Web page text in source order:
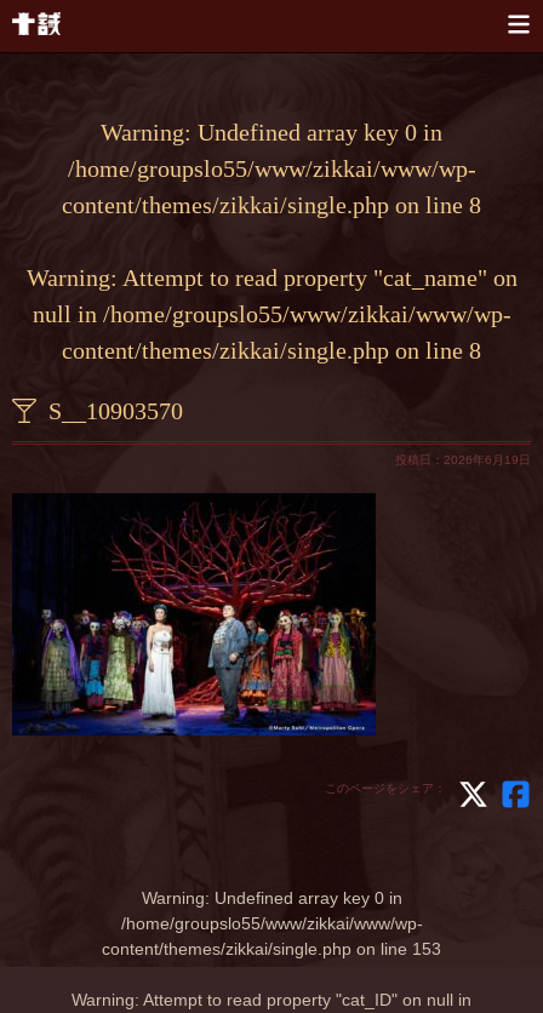
Warning: Undefined array key 0 in
/home/groupslo55/www/zikkai/www/wp-
content/themes/zikkai/single.php on line 8
Warning: Attempt to read property "cat_name" on
null in /home/groupslo55/www/zikkai/www/wp-
content/themes/zikkai/single.php on line 8
S__10903570
投稿日：2026年6月19日
このページをシェア：
Warning: Undefined array key 0 in
/home/groupslo55/www/zikkai/www/wp-
content/themes/zikkai/single.php on line 153
Warning: Attempt to read property "cat_ID" on null in